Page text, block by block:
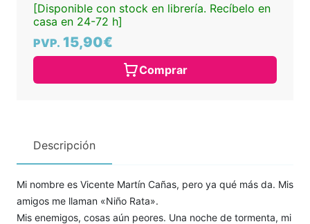
[Disponible con stock en librería. Recíbelo en
casa en 24-72 h]
PVP. 15,90€
Comprar
Descripción
Mi nombre es Vicente Martín Cañas, pero ya qué más da. Mis
amigos me llaman «Niño Rata».
Mis enemigos, cosas aún peores. Una noche de tormenta, mi